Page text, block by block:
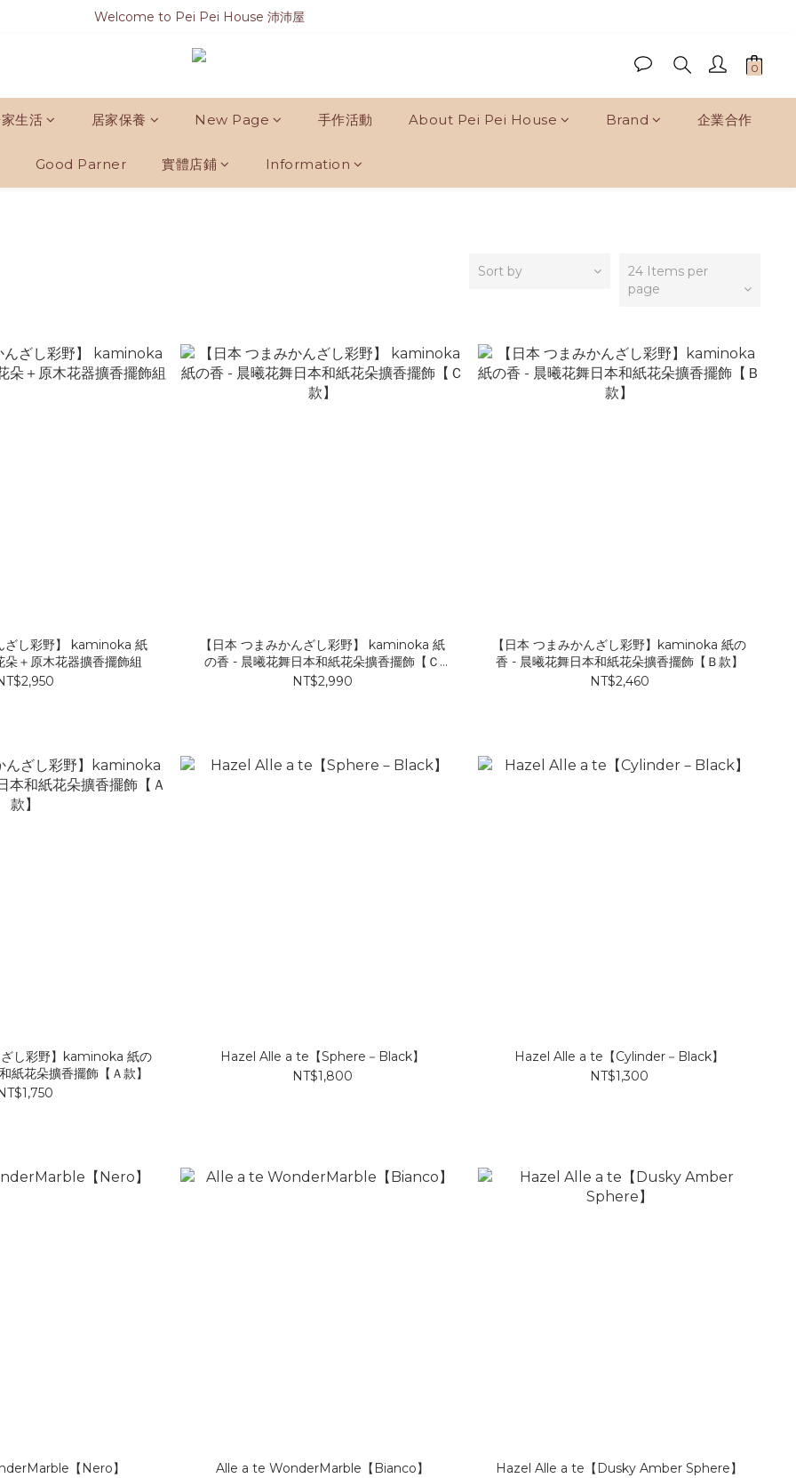
Welcome to Pei Pei House 沛沛屋
生活 居家保養 New Page 手作活動 About Pei Pei House Brand 企業合作
Good Parner 實體店鋪 Information
Sort by
24 Items per
page
ざし彩野】 kaminoka 紙
＋原木花器擴香擺飾組
【日本 つまみかんざし彩野】 kaminoka 紙
の香 - 晨曦花舞日本和紙花朵擴香擺飾【Ｃ
款】
NT$2,990
【日本 つまみかんざし彩野】kaminoka 紙の
香 - 晨曦花舞日本和紙花朵擴香擺飾【Ｂ款】
NT$2,460
ざし彩野】kaminoka 紙の
紙花朵擴香擺飾【Ａ款】
Hazel Alle a te【Sphere－Black】
NT$1,800
Hazel Alle a te【Cylinder－Black】
NT$1,300
【Nero】
Alle a te WonderMarble【Bianco】
Hazel Alle a te【Dusky Amber Sphere】